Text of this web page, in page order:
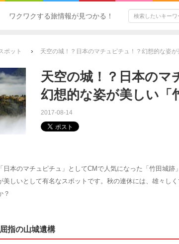
ポット › 天空の城！？日本のマチュピチュ！？幻想的な姿が
天空の城！？日本のマ
幻想的な姿が美しい「
2017-08-14
日本のマチュピチュ」としてCMで人気になった「竹田城
美しいとして有名なスポットです。秋の連休には、雄々し
？
指の山城遺構
ワクワクする旅情報が見つかる！